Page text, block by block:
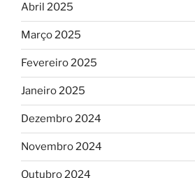
Abril 2025
Março 2025
Fevereiro 2025
Janeiro 2025
Dezembro 2024
Novembro 2024
Outubro 2024